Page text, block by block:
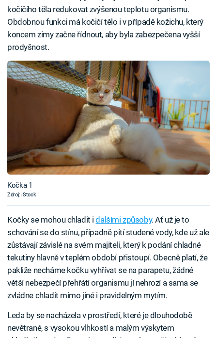
kočičího těla redukovat zvýšenou teplotu organismu.
Obdobnou funkci má kočičí tělo i v případě kožichu, který
koncem zimy začne řídnout, aby byla zabezpečena vyšší
prodyšnost.
Kočka 1
Zdroj: iStock
Kočky se mohou chladit idalšími způsoby. Ať už je to
schování se do stínu, případně pití studené vody, kde už ale
zůstávají závislé na svém majiteli, který k podání chladné
tekutiny hlavně v teplém období přistoupí. Obecně platí, že
pakliže necháme kočku vyhřívat se na parapetu, žádné
větší nebezpečí přehřátí organismu jí nehrozí a sama se
zvládne chladit mimo jiné i pravidelným mytím.
Leda by se nacházela v prostředí, které je dlouhodobě
nevětrané, s vysokou vlhkostí a malým výskytem